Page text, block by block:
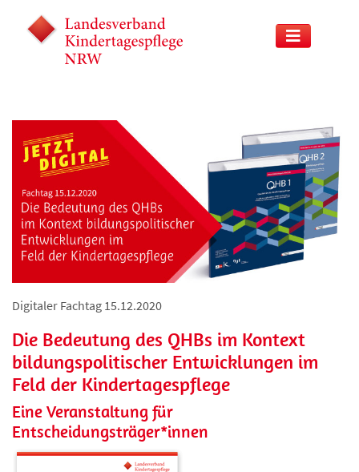
Digitaler Fachtag 15.12.2020
Die Bedeutung des QHBs im Kontext
bildungspolitischer Entwicklungen im
Feld der Kindertagespflege
Eine Veranstaltung für
Entscheidungsträger*innen